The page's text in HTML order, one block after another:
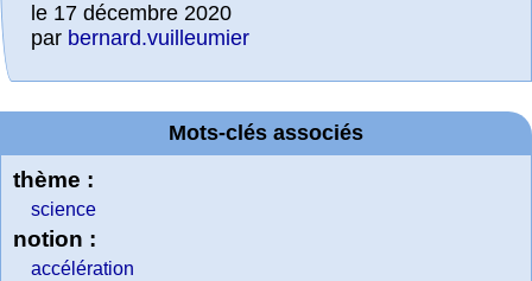
le 17 décembre 2020
par bernard.vuilleumier
Mots-clés associés
thème :
science
notion :
accélération